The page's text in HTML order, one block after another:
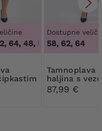
64
64,48, 50, 52, 60, 62, 64
Dostupne
58, 62, 64
Tamnoplava
haljina s
87,99 €